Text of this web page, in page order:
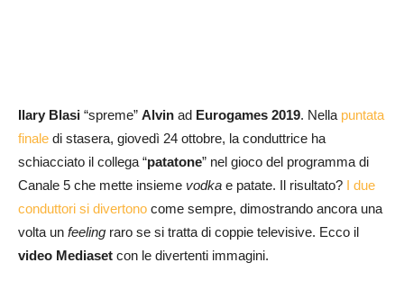
Ilary Blasi “spreme” Alvin ad Eurogames 2019. Nella puntata
finale di stasera, giovedì 24 ottobre, la conduttrice ha
schiacciato il collega “patatone” nel gioco del programma di
Canale 5 che mette insieme vodka e patate. Il risultato?
I due
conduttori si divertono come sempre, dimostrando ancora una
volta un feeling raro se si tratta di coppie televisive. Ecco il
video Mediaset con le divertenti immagini.